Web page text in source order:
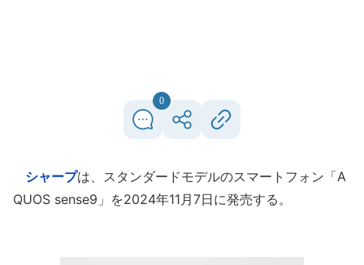
0
シャープは、スタンダードモデルのスマートフォン「A
QUOS sense9」を2024年11月7日に発売する。